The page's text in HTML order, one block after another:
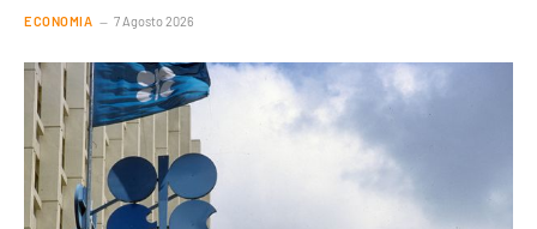
ECONOMIA 7 Agosto 2026